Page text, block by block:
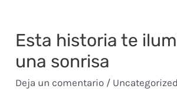
Esta historia te
una sonrisa
Deja un comentario / Uncategorized